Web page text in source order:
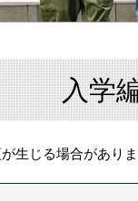
入学
生じる場合があり